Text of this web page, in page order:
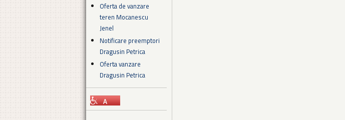
Oferta de vanzare
teren Mocanescu
Jenel
Notificare preemptori
Dragusin Petrica
Oferta vanzare
Dragusin Petrica